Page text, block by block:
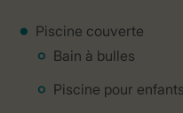
Piscine couverte
Bain à bulles
Piscine pour enfants